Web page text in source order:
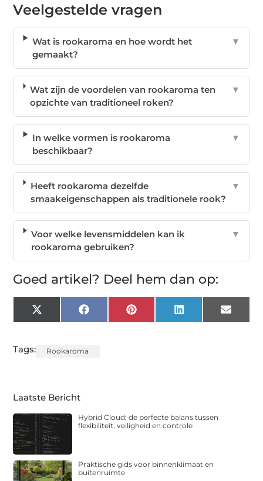
Veelgestelde vragen
Wat is rookaroma en hoe wordt het
gemaakt?
▼
Wat zijn de voordelen van rookaroma ten
opzichte van traditioneel roken?
▼
In welke vormen is rookaroma
beschikbaar?
▼
Heeft rookaroma dezelfde
smaakeigenschappen als traditionele rook?
▼
Voor welke levensmiddelen kan ik
rookaroma gebruiken?
▼
Goed artikel? Deel hem dan op:
X
(Twitter)
FacebookPinterest LinkedIn Email
Tags: Rookaroma
Laatste Bericht
Hybrid Cloud: de perfecte balans tussen
flexibiliteit, veiligheid en controle
Praktische gids voor binnenklimaat en
buitenruimte